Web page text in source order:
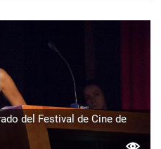
del Festival de Cine de